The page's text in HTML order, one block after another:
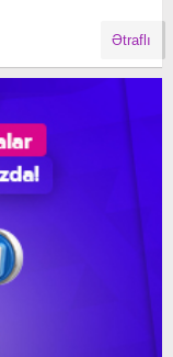
Ətraflı